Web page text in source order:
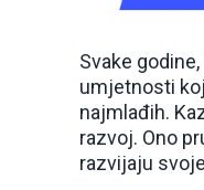
Svake
umjetnosti
najmlađih.
razvoj. Ono
razvijaju